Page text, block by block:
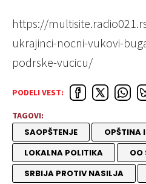
https://
ukrajinci-nocni-vukovi-
podrske-vucicu/
PODELI VEST:
TAGOVI:
SAOPŠTENJE
OPŠTINA
LOKALNA POLITIKA
OO
SRBIJA PROTIV NASILJA